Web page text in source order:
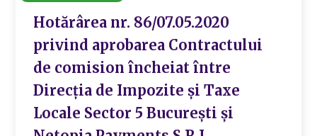
Hotărârea nr. 86/07.05.2020
privind aprobarea Contractului
de comision încheiat între
Direcția de Impozite și Taxe
Locale Sector 5 București și